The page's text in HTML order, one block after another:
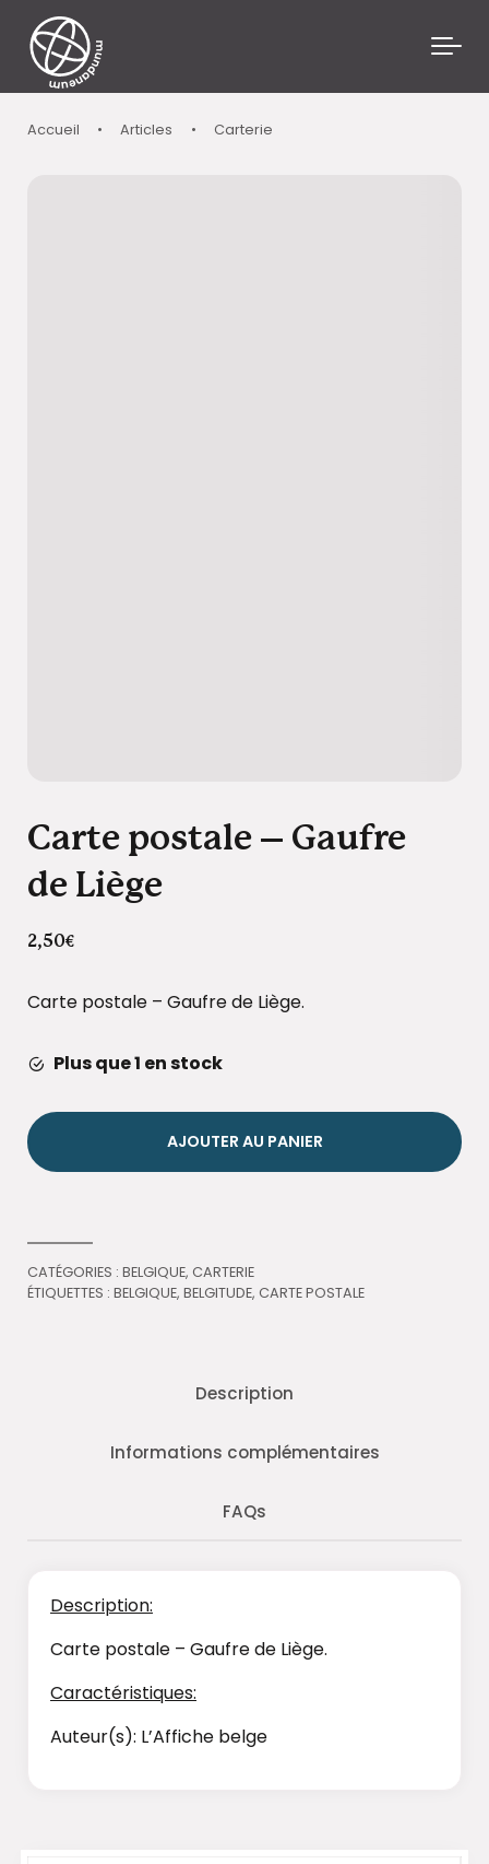
Skip to main content
Accueil • Articles • Carterie
Carte postale – Gaufre
de Liège
2,50€
Carte postale – Gaufre de Liège.
Plus que 1 en stock
AJOUTER AU PANIER
CATÉGORIES : BELGIQUE, CARTERIE
ÉTIQUETTES : BELGIQUE, BELGITUDE, CARTE POSTALE
Description
Informations complémentaires
FAQs
Description:
Carte postale – Gaufre de Liège.
Caractéristiques:
Auteur(s): L’Affiche belge